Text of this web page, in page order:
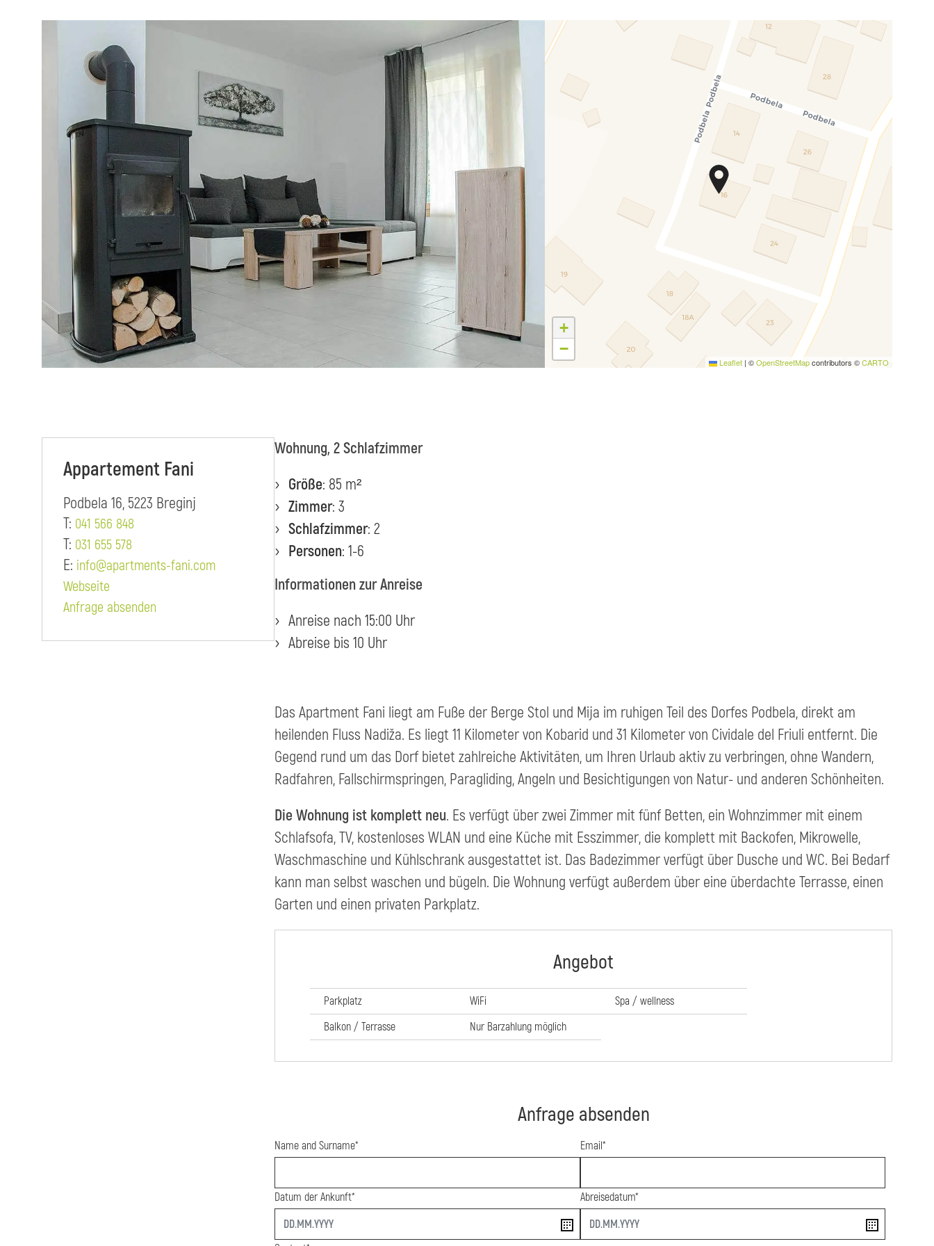
+
−
Leaflet | ©OpenStreetMapcontributors ©CARTO
Appartement Fani
Podbela 16, 5223 Breginj
T: 041 566 848
T: 031 655 578
E: info@apartments-fani.com
Webseite
Anfrage absenden
Wohnung, 2 Schlafzimmer
Größe: 85 m²
Zimmer: 3
Schlafzimmer: 2
Personen: 1-6
Informationen zur Anreise
Anreise nach 15:00 Uhr
Abreise bis 10 Uhr
Das Apartment Fani liegt am Fuße der Berge Stol und Mija im ruhigen Teil des Dorfes Podbela, direkt am
heilenden Fluss Nadiža. Es liegt 11 Kilometer von Kobarid und 31 Kilometer von Cividale del Friuli entfernt. Die
Gegend rund um das Dorf bietet zahlreiche Aktivitäten, um Ihren Urlaub aktiv zu verbringen, ohne Wandern,
Radfahren, Fallschirmspringen, Paragliding, Angeln und Besichtigungen von Natur- und anderen Schönheiten.
Die Wohnung ist komplett neu. Es verfügt über zwei Zimmer mit fünf Betten, ein Wohnzimmer mit einem
Schlafsofa, TV, kostenloses WLAN und eine Küche mit Esszimmer, die komplett mit Backofen, Mikrowelle,
Waschmaschine und Kühlschrank ausgestattet ist. Das Badezimmer verfügt über Dusche und WC. Bei Bedarf
kann man selbst waschen und bügeln. Die Wohnung verfügt außerdem über eine überdachte Terrasse, einen
Garten und einen privaten Parkplatz.
Angebot
Parkplatz WiFi
Spa / wellness
Balkon / Terrasse
Nur Barzahlung möglich
Anfrage absenden
Name and Surname* Email*
Datum der Ankunft*
start
Abreisedatum*
end